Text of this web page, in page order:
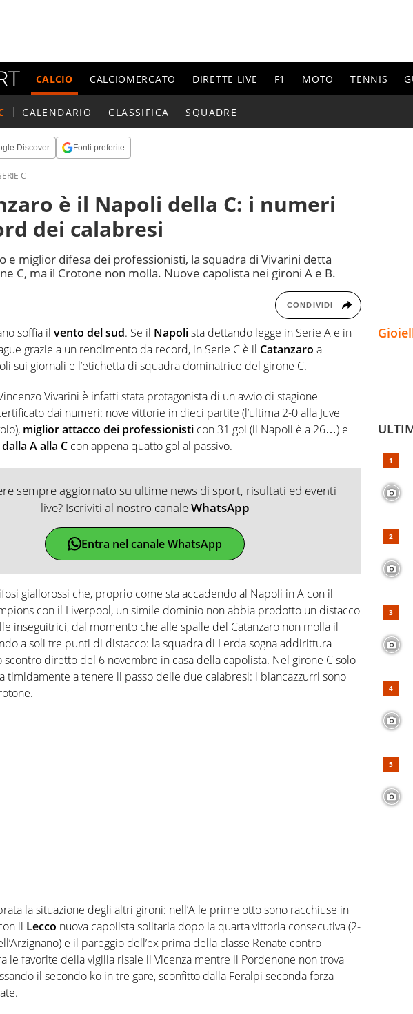
CALCIO CALCIOMERCATO DIRETTE LIVE F1 MOTO TENNIS
CALENDARIO CLASSIFICA SQUADRE
Discover Fonti preferite
C
è il Napoli della C: i numeri
dei calabresi
e miglior difesa dei professionisti, la squadra di Vivarini detta
C, ma il Crotone non molla. Nuove capolista nei gironi A e B.
CONDIVIDI
soffia il vento del sud. Se il Napolista dettando legge in Serie A e in
grazie a un rendimento da record, in Serie C è il Catanzaro a
sui giornali e l’etichetta di squadra dominatrice del girone C.
Vivarini è infatti stata protagonista di un avvio di stagione
dai numeri: nove vittorie in dieci partite (l’ultima 2-0 alla Juve
miglior attacco dei professionisti con 31 gol (il Napoli è a 26…) e
A alla C con appena quatto gol al passivo.
sempre aggiornato su ultime news di sport, risultati ed eventi
live? Iscriviti al nostro canaleWhatsApp
Entra nel canale WhatsApp
giallorossi che, proprio come sta accadendo al Napoli in A con il
con il Liverpool, un simile dominio non abbia prodotto un distacco
inseguitrici, dal momento che alle spalle del Catanzaro non molla il
a soli tre punti di distacco: la squadra di Lerda sogna addirittura
scontro diretto del 6 novembre in casa della capolista. Nel girone C solo
timidamente a tenere il passo delle due calabresi: i biancazzurri sono
la situazione degli altri gironi: nell’A le prime otto sono racchiuse in
il Lecco nuova capolista solitaria dopo la quarta vittoria consecutiva (2-
e il pareggio dell’ex prima della classe Renate contro
le favorite della vigilia risale il Vicenza mentre il Pordenone non trova
il secondo ko in tre gare, sconfitto dalla Feralpi seconda forza